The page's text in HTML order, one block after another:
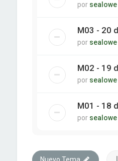
por sealowe
M03 - 20
por sealowe
M02 - 19
por sealowe
M01 - 18
por sealowe